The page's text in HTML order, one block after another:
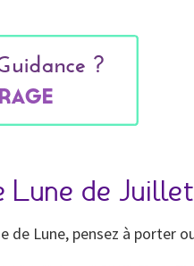
de
Lune, pensez à porter